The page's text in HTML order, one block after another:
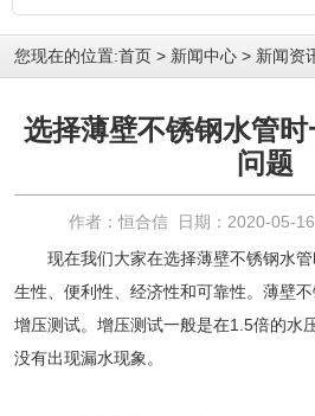
您现在的位置:首页 > 新闻中心 > 新闻资
选择薄壁不锈钢水管
问题
作者：恒合信 日期：2020-05-
现在我们大家在选择薄壁不锈钢水管
生性、便利性、经济性和可靠性。薄壁
增压测试。增压测试一般是在1.5倍的水
没有出现漏水现象。